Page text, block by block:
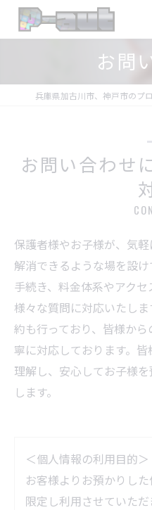
お問
お問い合わせ
保護者様やお子様が、気
解消できるような場を設
手続き、料金体系やアク
様々な質問に対応いたし
約も行っており、皆様か
寧に対応しております。
理解し、安心してお子様
します。
＜個人情報の利用目的＞
お客様よりお預かりし
限定し利用させていただ